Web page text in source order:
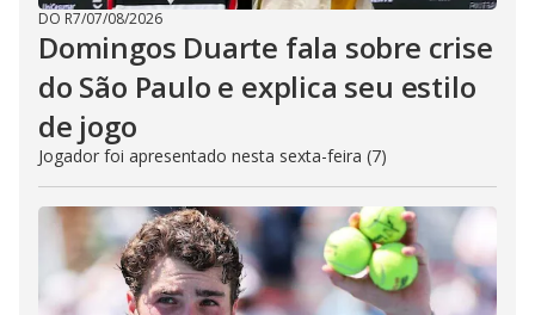
DO R7/07/08/2026
Domingos Duarte fala sobre crise
do São Paulo e explica seu estilo
de jogo
Jogador foi apresentado nesta sexta-feira (7)